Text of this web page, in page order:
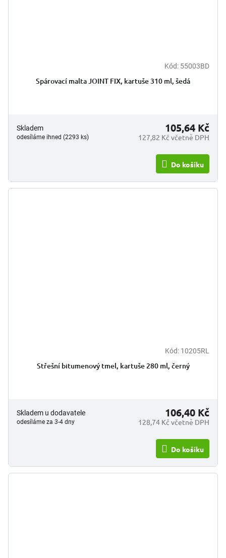
Kód: 55003BD
Spárovací malta JOINT FIX, kartuše 310 ml, šedá
Skladem
odesíláme ihned (2293 ks) 127,82 Kč včetně DPH
105,64 Kč
Do košíku
Kód: 10205RL
Střešní bitumenový tmel, kartuše 280 ml, černý
Skladem u dodavatele
odesíláme za 3-4 dny 128,74 Kč včetně DPH
106,40 Kč
Do košíku